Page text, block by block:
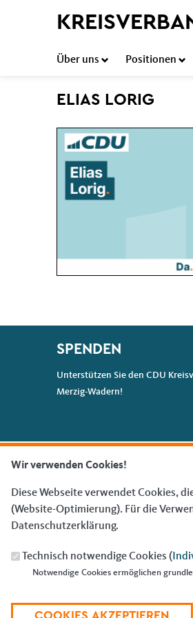
Über uns Positionen
ELIAS LORIG
SPENDEN
Unterstützen Sie den CDU
Merzig-Wadern!
Wir verwenden Cookies!
Diese Webseite verwendet Cookies,
(Website-Optimierung). Für die
Datenschutzerklärung.
Technisch notwendige Cookies (
Notwendige Cookies ermöglichen